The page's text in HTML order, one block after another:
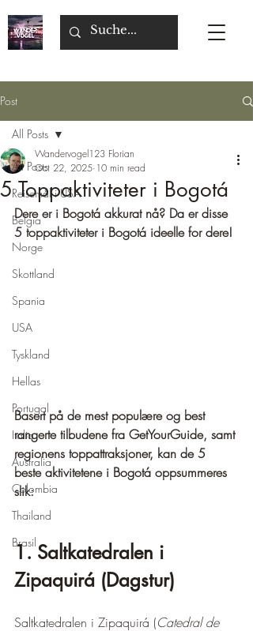
Post
All Posts
Reisemål i USA
Belgia
Norge
Skottland
Spania
USA
Tyskland
Hellas
Portugal
Italia
Australia
Colombia
Thailand
Brasil
All Posts
5 Toppaktiviteter i Bogotá
Wandervogel123 Florian
Oct 22, 2025 10 min read
Dere er i Bogotá akkurat nå? Da er disse
5 toppaktiviteter i Bogotá ideelle for dere!
Basert på de mest populære og best
rangerte tilbudene fra GetYourGuide, samt
regionens toppattraksjoner, kan de 5
beste aktivitetene i Bogotá oppsummeres
slik:
1. Saltkatedralen i
Zipaquirá (Dagstur)
Saltkatedralen i Zipaquirá (Catedral de